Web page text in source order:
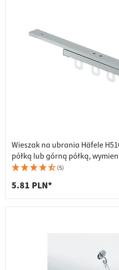
Wieszak na ubrania Häfele
półką lub górną półką,
pierścieniowego
(5)
5.81 PLN*